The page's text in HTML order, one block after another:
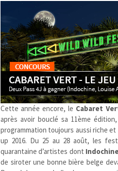
Cette année encore, le Cabaret
après avoir bouclé sa 11ème
programmation toujours aussi riche
up 2016. Du 25 au 28 août, les
quarantaine d’artistes dont
de siroter une bonne bière belge